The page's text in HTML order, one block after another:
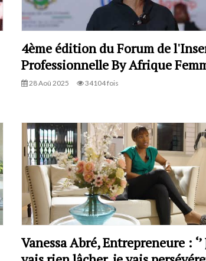
4ème édition du Forum de
Professionnelle By Afrique
28 Aoû 2025 34104 fois
Vanessa Abré, Entrepreneure : ‘’